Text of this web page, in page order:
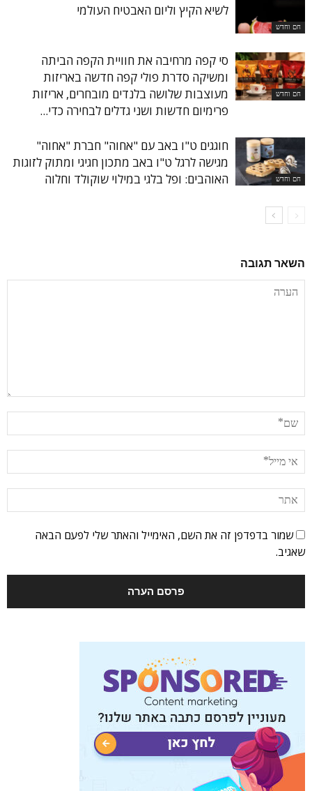
חם וחדש
לשיא הקיץ וליום האבטיח העולמי
חם וחדש
סי קפה מרחיבה את חוויית הקפה הביתה
ומשיקה סדרת פולי קפה חדשה באריזות
מעוצבות שלושה בלנדים מובחרים, אריזות
פרימיום חדשות ושני גדלים לבחירה כדי...
חם וחדש
חוגגים ט"ו באב עם "אחוה" חברת "אחוה"
מגישה לרגל ט"ו באב מתכון חגיגי ומתוק לזוגות
האוהבים: ופל בלגי במילוי שוקולד וחלוה
השאר תגובה
שמור בדפדפן זה את השם, האימייל והאתר שלי לפעם הבאה
שאגיב.